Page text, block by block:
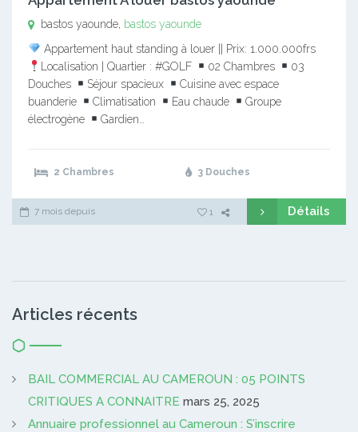
bastos yaounde, bastos yaounde
Appartement haut standing à louer || Prix: 1.000.000frs
Localisation | Quartier : #GOLF
02 Chambres
03
Douches
Séjour spacieux
Cuisine avec espace
buanderie
Climatisation Eau chaude
Groupe
électrogène
Gardien…
2 Chambres 3 Douches
7 mois depuis 1 Détails
Articles récents
BAIL COMMERCIAL AU CAMEROUN : 05 POINTS
CRITIQUES A CONNAITRE mars 25, 2025
Annuaire professionnel au Cameroun : S’inscrire